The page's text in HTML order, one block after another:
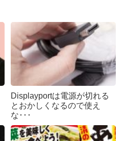
Displayportは電源が切れる
とおかしくなるので使え
な･･･